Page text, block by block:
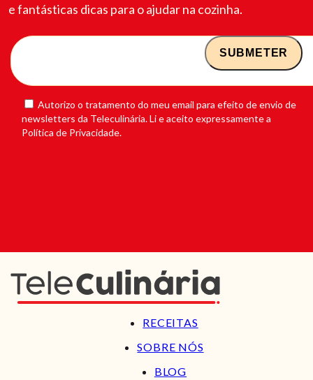
e fantásticas dicas para o ajudar na cozinha.
Autorizo o tratamento do meu email para efeito de envio de
newsletters da Teleculinária. Li e aceito expressamente a
Política de Privacidade.
RECEITAS
SOBRE NÓS
BLOG